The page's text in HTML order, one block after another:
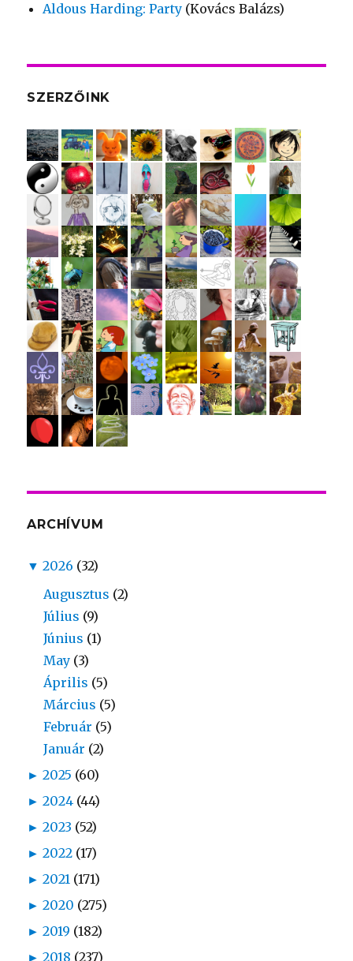
Aldous Harding: Party (Kovács Balázs)
SZERZŐINK
ARCHÍVUM
▼ 2026 (32)
Augusztus (2)
Július (9)
Június (1)
May (3)
Április (5)
Március (5)
Február (5)
Január (2)
► 2025 (60)
► 2024 (44)
► 2023 (52)
► 2022 (17)
► 2021 (171)
► 2020 (275)
► 2019 (182)
► 2018 (237)